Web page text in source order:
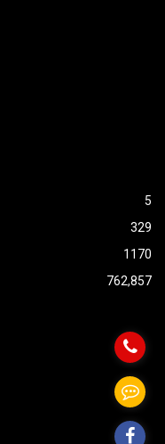
5
329
1170
762,857